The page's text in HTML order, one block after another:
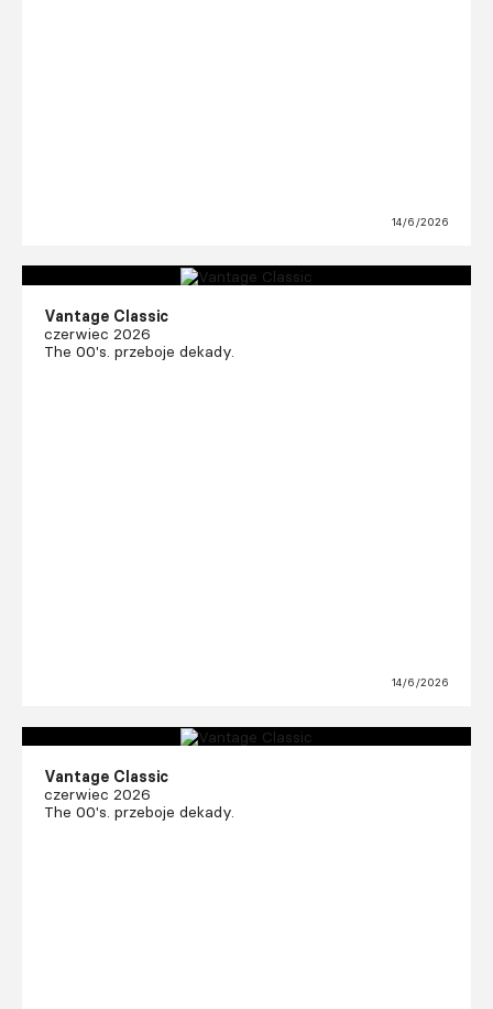
14/6/2026
Vantage Classic
czerwiec 2026
The 00's. przeboje dekady.
14/6/2026
Vantage Classic
czerwiec 2026
The 00's. przeboje dekady.